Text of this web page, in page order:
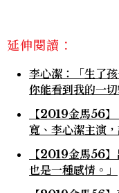
延伸閱讀：
李心潔：「生了
你能看到我的一切
【2019金馬56
寬、李心潔主演
【2019金馬56
也是一種感情。」